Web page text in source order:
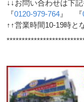
↓↓お問い合わせは下
『0120-979-764 』 『
↑↑営業時間10-19時と